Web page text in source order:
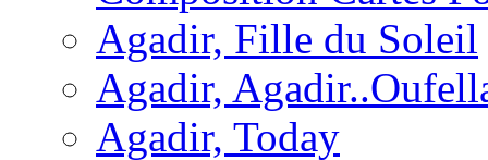
Agadir, Fille du Soleil
Agadir,
Agadir, Today